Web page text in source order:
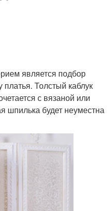
является подбор
Толстый каблук
с вязаной или
шпилька будет неуместна